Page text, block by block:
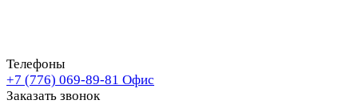
Телефоны
+7 (776) 069-89-81 Офис
Заказать звонок